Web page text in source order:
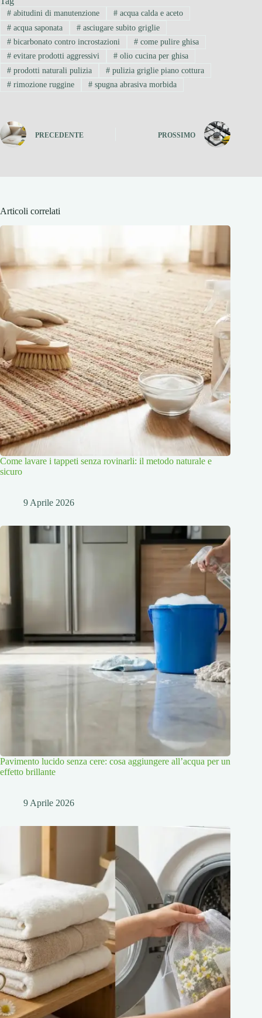
#abitudini di manutenzione #acqua calda e aceto
#acqua saponata #asciugare subito griglie
#bicarbonato contro incrostazioni #come pulire ghisa
#evitare prodotti aggressivi #olio cucina per ghisa
#prodotti naturali pulizia #pulizia griglie piano cottura
#rimozione ruggine #spugna abrasiva morbida
PRECEDENTE PROSSIMO
Articoli correlati
Come lavare i tappeti senza rovinarli: il metodo naturale e
sicuro
9 Aprile 2026
Pavimento lucido senza cere: cosa aggiungere all’acqua per un
effetto brillante
9 Aprile 2026